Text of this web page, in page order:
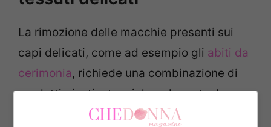
La rimozione delle macchie presenti sui
capi delicati, come ad esempio gli abiti da
cerimonia, richiede una combinazione di
prodotti giusti e tecniche adeguate. In
generale, per rimuovere le macchie più